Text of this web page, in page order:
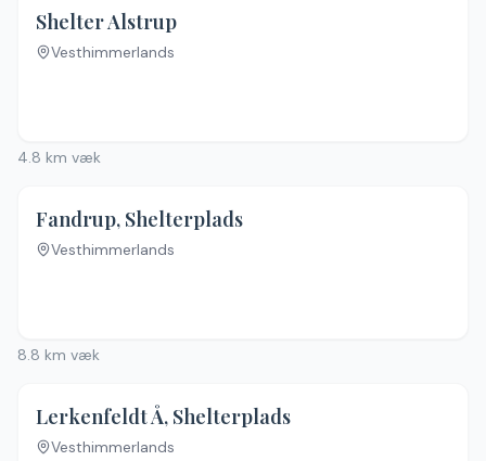
Shelter Alstrup
Vesthimmerlands
4.8 km væk
Fandrup, Shelterplads
Vesthimmerlands
8.8 km væk
Lerkenfeldt Å, Shelterplads
Vesthimmerlands